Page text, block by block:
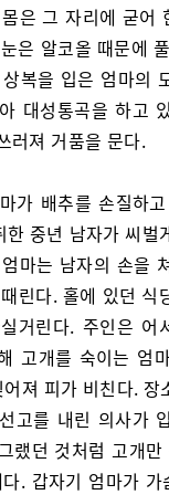
은 그 자리에 굳어
은 알코올 때문에
복을 입은 엄마의
대성통곡을 하고
러져 거품을 문다.
가 배추를 손질하
중년 남자가 씨벌
마는 남자의 손을
린다. 홀에 있던 식
거린다. 주인은 어
고개를 숙이는 엄
져 피가 비친다. 장
고를 내린 의사가
랬던 것처럼 고개
. 갑자기 엄마가 가